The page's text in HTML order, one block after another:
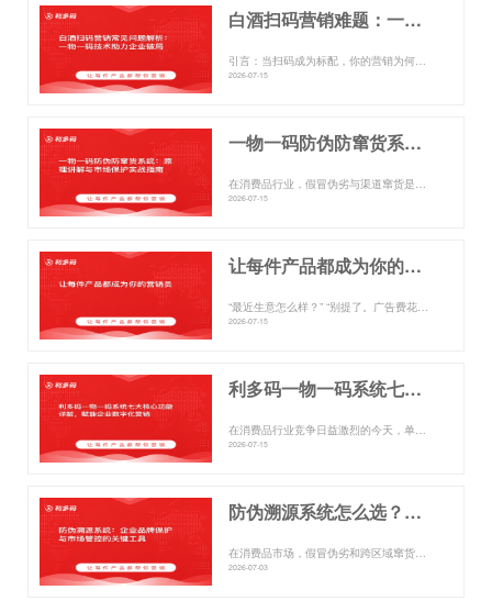
白酒扫码营销难题：一物一码技术破解参与率低、窜货与数据浅层
引言：当扫码成为标配，你的营销为何不温不火？ 在白酒行业，扫码营销早已不是新鲜事。从”再来一瓶”到红包抽奖，企业投...
2026-07-15
一物一码防伪防窜货系统：原理讲解与市场保护实战指南
在消费品行业，假冒伪劣与渠道窜货是两大长期存在的市场顽疾。前者直接损害消费者权益与品牌信誉，后者则破坏价格体系，引...
2026-07-15
让每件产品都成为你的营销员
“最近生意怎么样？” “别提了。广告费花出去像流水，效果却像往水里扔石头。促销搞了一轮又一轮，优惠券没少发，可新客...
2026-07-15
利多码一物一码系统七大核心功能详解，赋能企业数字化营销
在消费品行业竞争日益激烈的今天，单纯的生产与铺货已不足以构建长期壁垒。企业面临一个核心课题：如何与终端消费者建立直...
2026-07-15
防伪溯源系统怎么选？企业品牌保护与市场管控指南
在消费品市场，假冒伪劣和跨区域窜货如同侵蚀品牌根基的蛀虫，不仅让消费者蒙受损失，更让企业的渠道体系和品牌声誉岌岌可...
2026-07-03